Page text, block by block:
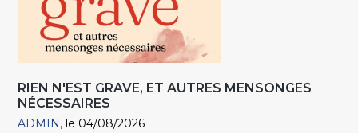
RIEN N'EST GRAVE, ET AUTRES MENSONGES
NÉCESSAIRES
ADMIN le 04/08/2026